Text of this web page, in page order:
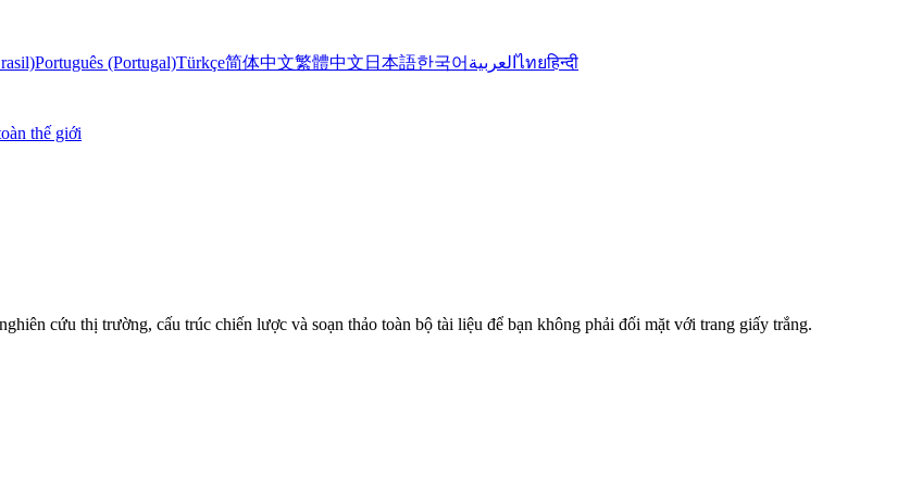
Português (Portugal)Türkçe简体中文繁體中文 日本語한국어 العربيةไทยहिन्दी
thế giới
cứu thị trường, cấu trúc chiến lược và soạn thảo toàn bộ tài liệu để bạn không phải đối mặt với trang giấy trắng.